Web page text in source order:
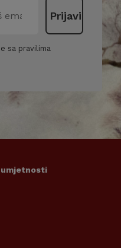
sa pravilima
umjetnosti